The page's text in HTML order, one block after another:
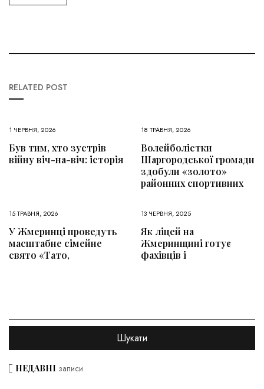
RELATED POST
1 ЧЕРВНЯ, 2026
Був тим, хто зустрів
війну віч-на-віч: історія
18 ТРАВНЯ, 2026
Волейболістки
Шаргородської громади
здобули «золото»
районних спортивних
15 ТРАВНЯ, 2026
У Жмеринці проведуть
масштабне сімейне
свято «Тато,
13 ЧЕРВНЯ, 2025
Як ліцей на
Жмеринщині готує
фахівців і
НЕДАВНІ записи